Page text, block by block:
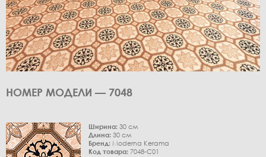
НОМЕР МОДЕЛИ — 7048
Ширина: 30 см
Длина: 30 см
Бренд: Moderna Kerama
Код товара: 7048-C01